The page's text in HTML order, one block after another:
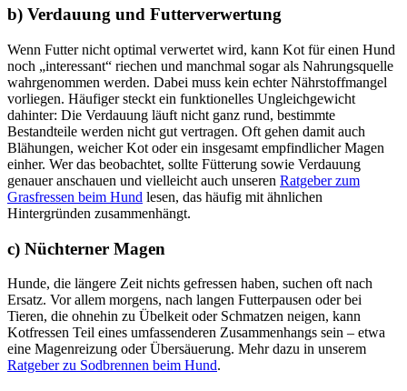
b) Verdauung und Futterverwertung
Wenn Futter nicht optimal verwertet wird, kann Kot für einen Hund
noch „interessant“ riechen und manchmal sogar als Nahrungsquelle
wahrgenommen werden. Dabei muss kein echter Nährstoffmangel
vorliegen. Häufiger steckt ein funktionelles Ungleichgewicht
dahinter: Die Verdauung läuft nicht ganz rund, bestimmte
Bestandteile werden nicht gut vertragen. Oft gehen damit auch
Blähungen, weicher Kot oder ein insgesamt empfindlicher Magen
einher. Wer das beobachtet, sollte Fütterung sowie Verdauung
genauer anschauen und vielleicht auch unseren Ratgeber zum
Grasfressen beim Hund lesen, das häufig mit ähnlichen
Hintergründen zusammenhängt.
c) Nüchterner Magen
Hunde, die längere Zeit nichts gefressen haben, suchen oft nach
Ersatz. Vor allem morgens, nach langen Futterpausen oder bei
Tieren, die ohnehin zu Übelkeit oder Schmatzen neigen, kann
Kotfressen Teil eines umfassenderen Zusammenhangs sein – etwa
eine Magenreizung oder Übersäuerung. Mehr dazu in unserem
Ratgeber zu Sodbrennen beim Hund.